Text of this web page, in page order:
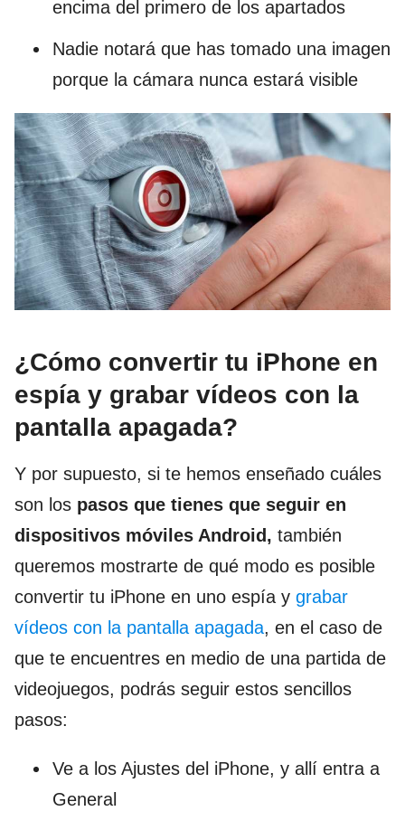
encima del primero de los apartados
Nadie notará que has tomado una imagen
porque la cámara nunca estará visible
¿Cómo convertir tu iPhone en
espía y grabar vídeos con la
pantalla apagada?
Y por supuesto, si te hemos enseñado cuáles
son los pasos que tienes que seguir en
dispositivos móviles Android, también
queremos mostrarte de qué modo es posible
convertir tu iPhone en uno espía y grabar
vídeos con la pantalla apagada, en el caso de
que te encuentres en medio de una partida de
videojuegos, podrás seguir estos sencillos
pasos:
Ve a los Ajustes del iPhone, y allí entra a
General